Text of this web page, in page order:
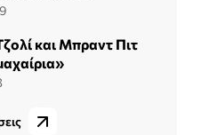
και Μπραντ Πιτ